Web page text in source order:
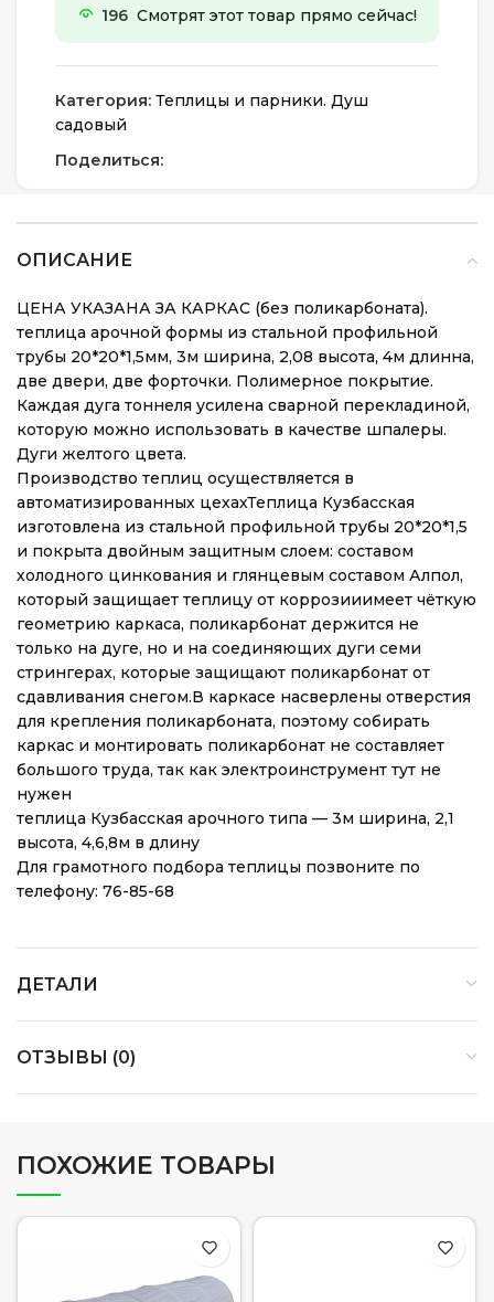
196 Смотрят этот товар прямо сейчас!
Категория: Теплицы и парники. Душ
садовый
Поделиться:
ОПИСАНИЕ
ЦЕНА УКАЗАНА ЗА КАРКАС (без поликарбоната).
теплица арочной формы из стальной профильной
трубы 20*20*1,5мм, 3м ширина, 2,08 высота, 4м длинна,
две двери, две форточки. Полимерное покрытие.
Каждая дуга тоннеля усилена сварной перекладиной,
которую можно использовать в качестве шпалеры.
Дуги желтого цвета.
Производство теплиц осуществляется в
автоматизированных цехахТеплица Кузбасская
изготовлена из стальной профильной трубы 20*20*1,5
и покрыта двойным защитным слоем: составом
холодного цинкования и глянцевым составом Алпол,
который защищает теплицу от коррозииимеет чёткую
геометрию каркаса, поликарбонат держится не
только на дуге, но и на соединяющих дуги семи
стрингерах, которые защищают поликарбонат от
сдавливания снегом.В каркасе насверлены отверстия
для крепления поликарбоната, поэтому собирать
каркас и монтировать поликарбонат не составляет
большого труда, так как электроинструмент тут не
нужен
теплица Кузбасская арочного типа — 3м ширина, 2,1
высота, 4,6,8м в длину
Для грамотного подбора теплицы позвоните по
телефону: 76-85-68
ДЕТАЛИ
ОТЗЫВЫ (0)
ПОХОЖИЕ ТОВАРЫ